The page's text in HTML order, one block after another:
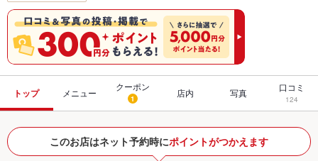
トップ メニュー
クーポン
1 店内 写真 口コミ
124
このお店はネット予約時にポイントがつかえます